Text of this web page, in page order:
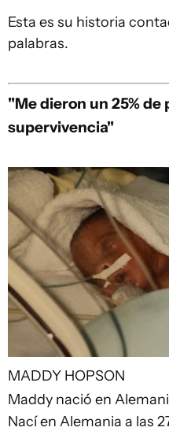
Esta es su historia
palabras.
"Me dieron un 25%
supervivencia"
MADDY HOPSON
Maddy nació en
Nací en Alemania a las